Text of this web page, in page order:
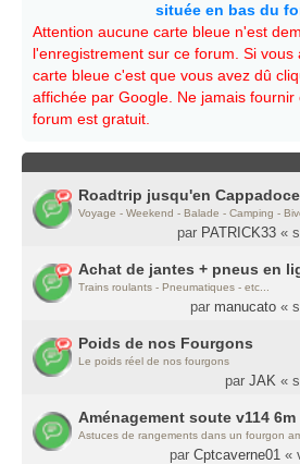
située en bas du
Attention aucune carte bleue n'est
l'enregistrement sur ce forum. Si
carte bleue c'est que vous avez dû
affichée par Google. Ne jamais
forum est gratuit.
Roadtrip jusqu'en
Voyage - Weekend - Balade - Camping -
par PATRICK33 «
Achat de jantes + pneus en
Trains roulants - Pneumatiques - etc...
par manucato «
Poids de nos Fourgons
Le poids réel de nos fourgons
parJAK «
Aménagement soute v114 6m
Astuces de rangements dans un fourgon
parCptcaverne01 «